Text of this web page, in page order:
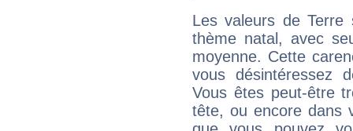
Les valeurs de Terre
thème natal, avec
moyenne. Cette
vous désintéressez
Vous êtes peut-être
tête, ou encore dans